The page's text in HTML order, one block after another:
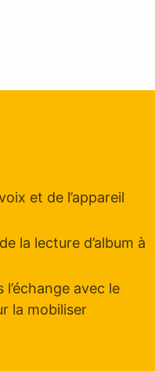
et de l’appareil
la lecture d’album à
avec le
la mobiliser